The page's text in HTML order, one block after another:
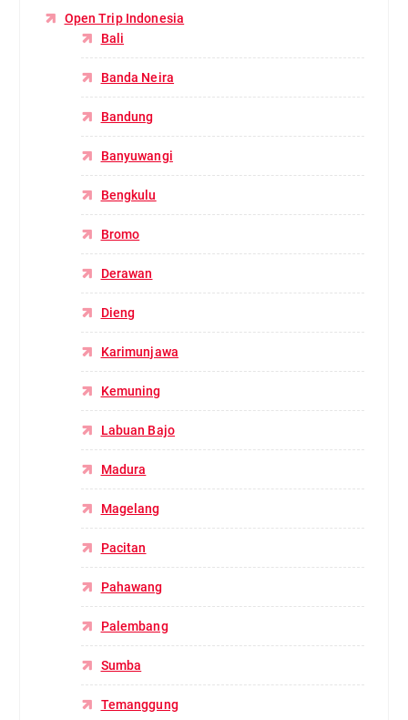
Open Trip Indonesia
Bali
Banda Neira
Bandung
Banyuwangi
Bengkulu
Bromo
Derawan
Dieng
Karimunjawa
Kemuning
Labuan Bajo
Madura
Magelang
Pacitan
Pahawang
Palembang
Sumba
Temanggung